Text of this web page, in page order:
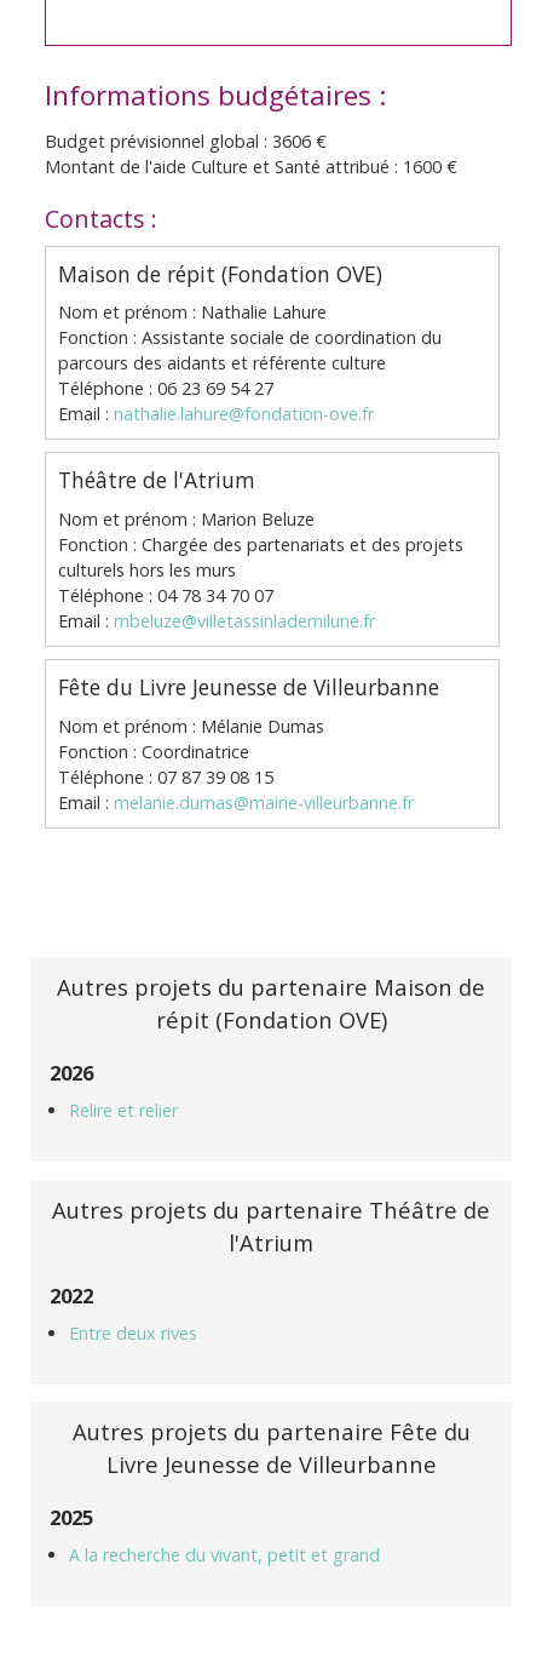
Informations budgétaires :
Budget prévisionnel global : 3606 €
Montant de l'aide Culture et Santé attribué : 1600 €
Contacts :
Maison de répit (Fondation OVE)
Nom et prénom : Nathalie Lahure
Fonction : Assistante sociale de coordination du
parcours des aidants et référente culture
Téléphone : 06 23 69 54 27
Email : nathalie.lahure@fondation-ove.fr
Théâtre de l'Atrium
Nom et prénom : Marion Beluze
Fonction : Chargée des partenariats et des projets
culturels hors les murs
Téléphone : 04 78 34 70 07
Email : mbeluze@villetassinlademilune.fr
Fête du Livre Jeunesse de Villeurbanne
Nom et prénom : Mélanie Dumas
Fonction : Coordinatrice
Téléphone : 07 87 39 08 15
Email : melanie.dumas@mairie-villeurbanne.fr
Autres projets du partenaire Maison de
répit (Fondation OVE)
2026
Relire et relier
Autres projets du partenaire Théâtre de
l'Atrium
2022
Entre deux rives
Autres projets du partenaire Fête du
Livre Jeunesse de Villeurbanne
2025
A la recherche du vivant, petit et grand